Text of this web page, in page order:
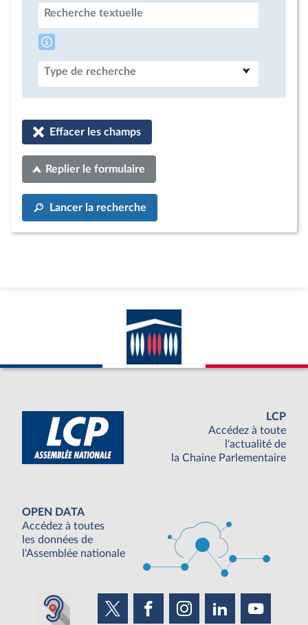
Recherche textuelle
Type de recherche
Effacer les champs
Replier le formulaire
Lancer la recherche
LCP
Accédez à toute
l'actualité de
la Chaine Parlementaire
OPEN DATA
Accédez à toutes
les données de
l'Assemblée nationale